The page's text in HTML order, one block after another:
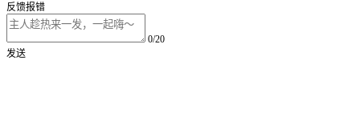
反馈报错
0/20
发送